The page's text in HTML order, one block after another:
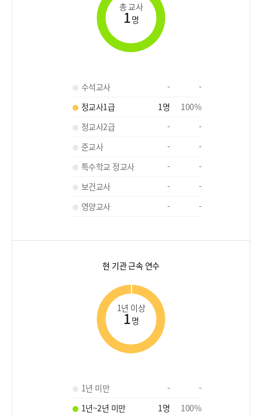
총 교사
1명
수석교사 -
-
정교사1급
1명 100%
정교사2급
-
-
준교사
-
-
특수학교 정교사
-
-
보건교사
-
-
영양교사
- -
현 기관 근속 연수
1년 이상
1명
1년 미만 -
-
1년~2년 미만
1명 100%